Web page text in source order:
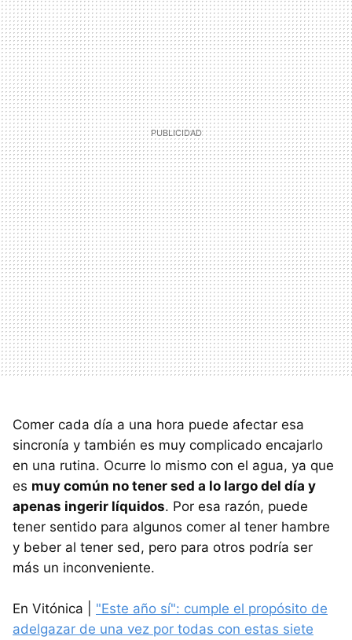
Comer cada día a una hora puede afectar esa
sincronía y también es muy complicado encajarlo
en una rutina. Ocurre lo mismo con el agua, ya que
es muy común no tener sed a lo largo del día y
apenas ingerir líquidos. Por esa razón, puede
tener sentido para algunos comer al tener hambre
y beber al tener sed, pero para otros podría ser
más un inconveniente.
En Vitónica | "Este año sí": cumple el propósito de
adelgazar de una vez por todas con estas siete